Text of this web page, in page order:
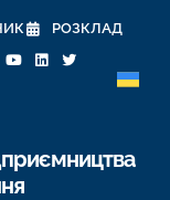
РОЗКЛАД